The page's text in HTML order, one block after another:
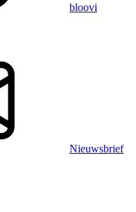
bloovi
Nieuwsbrief